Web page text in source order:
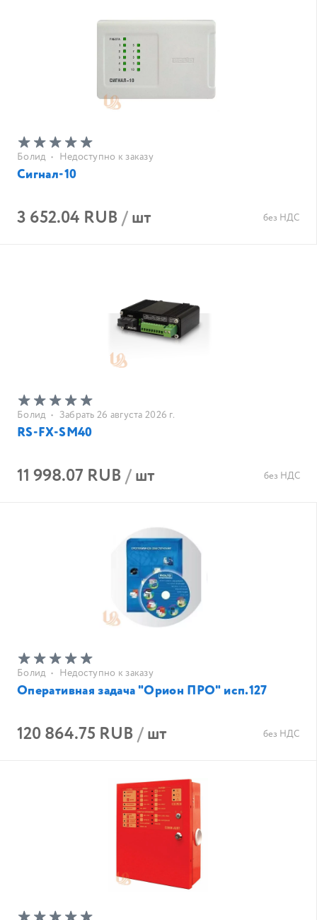
Болид • Недоступно к заказу
Сигнал-10
3 652.04 RUB/шт без НДС
Болид • Забрать 26 августа 2026 г.
RS-FX-SM40
11 998.07 RUB/шт без НДС
Болид • Недоступно к заказу
Оперативная задача "Орион ПРО" исп.127
120 864.75 RUB/шт без НДС